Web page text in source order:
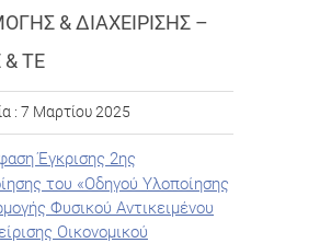
& ΔΙΑΧΕΙΡΙΣΗΣ –
ΤΕ
: 7 Μαρτίου 2025
Έγκρισης 2ης
του «Οδηγού Υλοποίησης
Φυσικού Αντικειμένου
Οικονομικού